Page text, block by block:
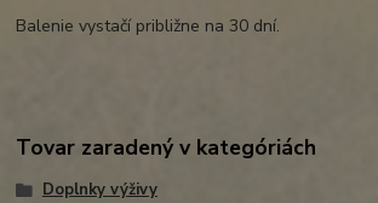
Balenie vystačí približne na 30 dní.
Tovar zaradený v kategóriách
Doplnky výživy